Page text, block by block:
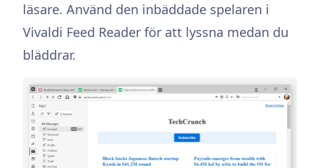
läsare. Använd den inbäddade spelaren i
Vivaldi Feed Reader för att lyssna medan du
bläddrar.